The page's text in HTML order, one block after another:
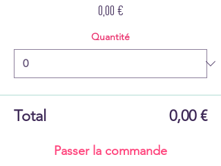
0,00 €
Quantité
Total 0,00 €
Passer la commande